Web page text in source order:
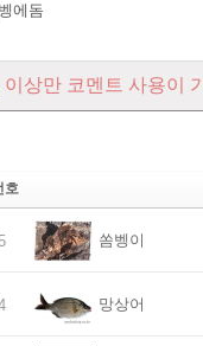
벵에돔
이상만 코멘트 사용이
호
쏨벵이
망상어